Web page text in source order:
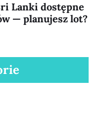
Lanki dostępne
— planujesz lot?